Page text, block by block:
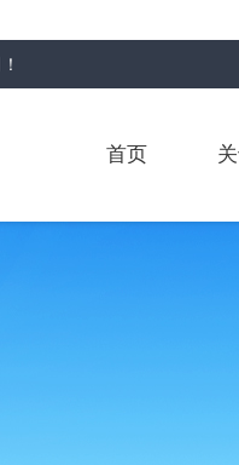
！
首页